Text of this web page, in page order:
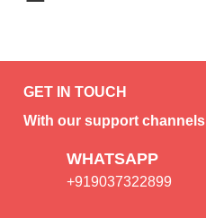
GET IN TOUCH
With our support channels
WHATSAPP
+919037322899